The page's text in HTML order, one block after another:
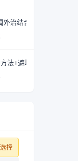
治结合改善皮肤问题
法+避坑指南助你科学
择